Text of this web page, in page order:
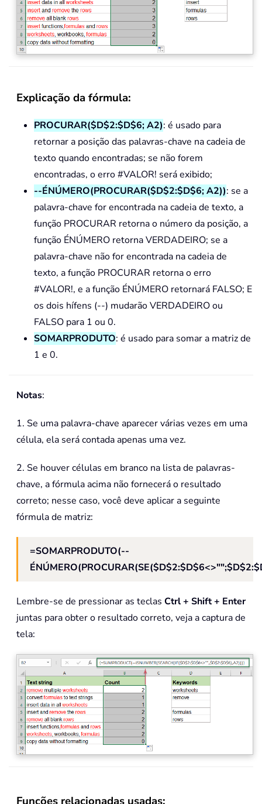
Explicação da fórmula:
PROCURAR($D$2:$D$6; A2): é usado para
retornar a posição das palavras-chave na cadeia de
texto quando encontradas; se não forem
encontradas, o erro #VALOR! será exibido;
--ÉNÚMERO(PROCURAR($D$2:$D$6; A2)): se a
palavra-chave for encontrada na cadeia de texto, a
função PROCURAR retorna o número da posição, a
função ÉNÚMERO retorna VERDADEIRO; se a
palavra-chave não for encontrada na cadeia de
texto, a função PROCURAR retorna o erro
#VALOR!, e a função ÉNÚMERO retornará FALSO; E
os dois hífens (--) mudarão VERDADEIRO ou
FALSO para 1 ou 0.
SOMARPRODUTO: é usado para somar a matriz de
1 e 0.
Notas:
1. Se uma palavra-chave aparecer várias vezes em uma
célula, ela será contada apenas uma vez.
2. Se houver células em branco na lista de palavras-
chave, a fórmula acima não fornecerá o resultado
correto; nesse caso, você deve aplicar a seguinte
fórmula de matriz:
=SOMARPRODUTO(--
Lembre-se de pressionar as teclas Ctrl + Shift + Enter
juntas para obter o resultado correto, veja a captura de
tela: